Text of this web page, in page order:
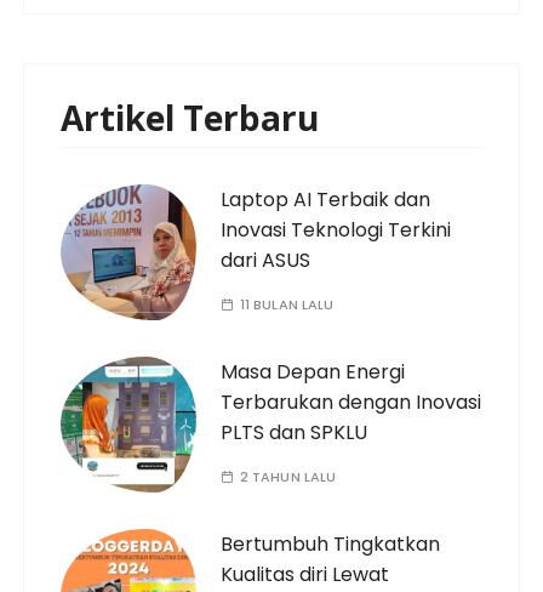
Artikel Terbaru
Laptop AI Terbaik dan
Inovasi Teknologi Terkini
dari ASUS
11 BULAN LALU
Masa Depan Energi
Terbarukan dengan Inovasi
PLTS dan SPKLU
2 TAHUN LALU
Bertumbuh Tingkatkan
Kualitas diri Lewat